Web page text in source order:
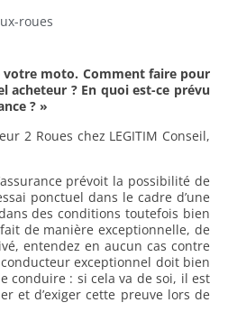
roues
votre moto. Comment faire pour
acheteur ? En quoi est-ce prévu
? »
2 Roues chez LEGITIM Conseil,
prévoit la possibilité de
ponctuel dans le cadre d’une
des conditions toutefois bien
de manière exceptionnelle, de
entendez en aucun cas contre
exceptionnel doit bien
conduire : si cela va de soi, il est
et d’exiger cette preuve lors de